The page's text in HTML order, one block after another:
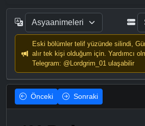
Eski bölümler telif yüzünde silindi,
alır tek kişi olduğum için. Yardımcı
Telegram: @Lordgrim_01 ulaşabilir
Önceki Sonraki